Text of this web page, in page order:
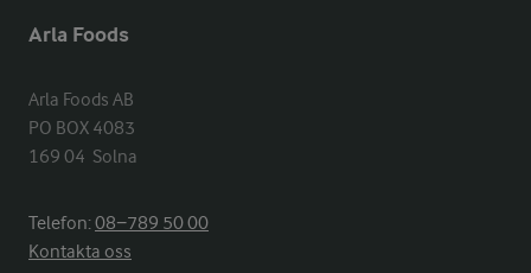
Arla Foods
Arla Foods AB
PO BOX 4083
169 04  Solna
Telefon:08−789 50 00
Kontakta oss